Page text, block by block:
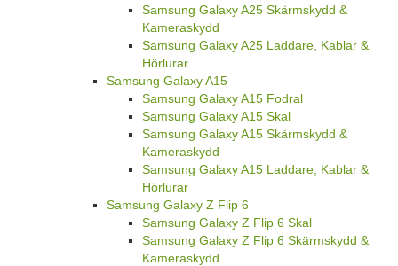
Samsung Galaxy A25 Skärmskydd &
Kameraskydd
Samsung Galaxy A25 Laddare, Kablar &
Hörlurar
Samsung Galaxy A15
Samsung Galaxy A15 Fodral
Samsung Galaxy A15 Skal
Samsung Galaxy A15 Skärmskydd &
Kameraskydd
Samsung Galaxy A15 Laddare, Kablar &
Hörlurar
Samsung Galaxy Z Flip 6
Samsung Galaxy Z Flip 6 Skal
Samsung Galaxy Z Flip 6 Skärmskydd &
Kameraskydd